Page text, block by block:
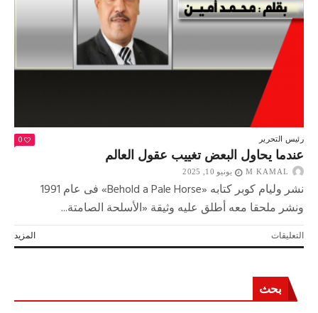
رئيس التحرير 0
عندما يحاول البعض تغييب عقول العالم
M KAMAL يونيو 10, 2025
نشر وليام كوبر كتابه «Behold a Pale Horse» فى عام 1991
ونشر ملحقا معه أطلق عليه وثيقة «الأسلحة الصامتة...
المزيد التعليقاتعلى
عندما
البعض
تغييب
عقول
بحث